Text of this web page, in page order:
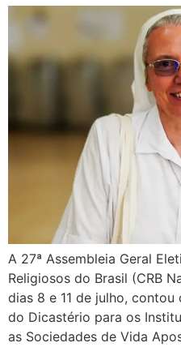
A 27ª Assembleia Geral
Religiosos do Brasil (CRB
dias 8 e 11 de julho,
do Dicastério para os
as Sociedades de Vida